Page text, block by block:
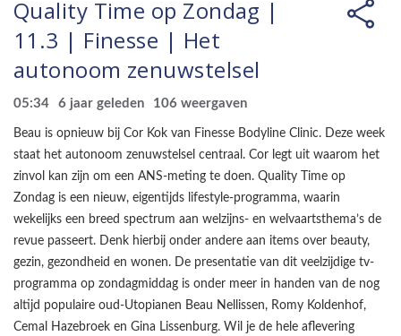
Quality Time op Zondag |
11.3 | Finesse | Het
autonoom zenuwstelsel
05:34 6 jaar geleden 106 weergaven
Beau is opnieuw bij Cor Kok van Finesse Bodyline Clinic. Deze week
staat het autonoom zenuwstelsel centraal. Cor legt uit waarom het
zinvol kan zijn om een ANS-meting te doen. Quality Time op
Zondag is een nieuw, eigentijds lifestyle-programma, waarin
wekelijks een breed spectrum aan welzijns- en welvaartsthema’s de
revue passeert. Denk hierbij onder andere aan items over beauty,
gezin, gezondheid en wonen. De presentatie van dit veelzijdige tv-
programma op zondagmiddag is onder meer in handen van de nog
altijd populaire oud-Utopianen Beau Nellissen, Romy Koldenhof,
Cemal Hazebroek en Gina Lissenburg. Wil je de hele aflevering